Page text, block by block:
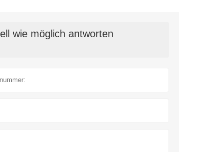
wie möglich antworten